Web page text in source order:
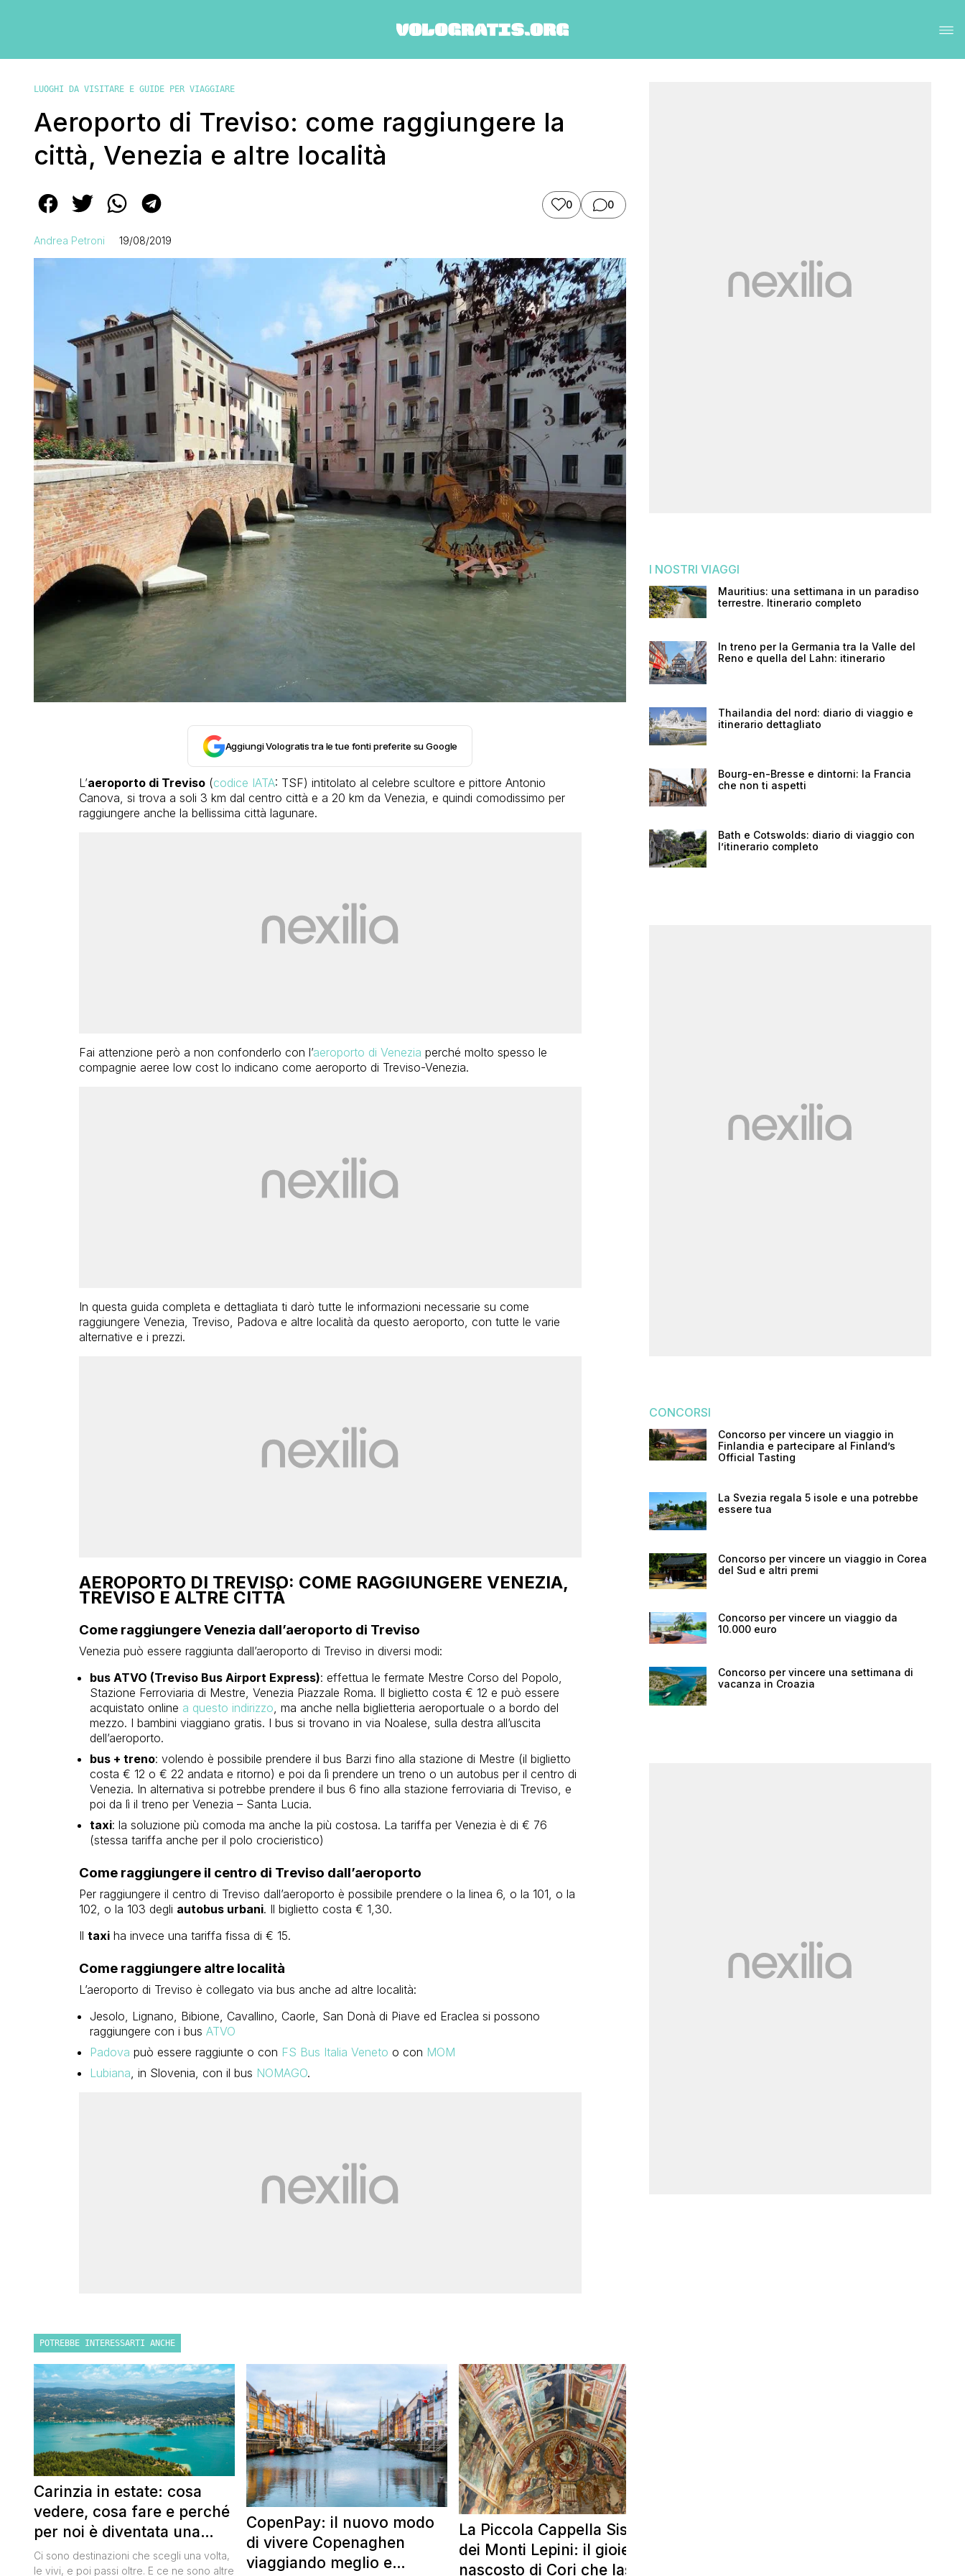
LUOGHI DA VISITARE E GUIDE PER VIAGGIARE
Aeroporto di Treviso: come raggiungere la
città, Venezia e altre località
0 0
Andrea Petroni 19/08/2019
Aggiungi Vologratis tra le tue fonti preferite su Google
L’aeroporto di Treviso(codice IATA: TSF) intitolato al celebre scultore e pittore Antonio
Canova, si trova a soli 3 km dal centro città e a 20 km da Venezia, e quindi comodissimo per
raggiungere anche la bellissima città lagunare.
Fai attenzione però a non confonderlo con l’aeroporto di Venezia perché molto spesso le
compagnie aeree low cost lo indicano come aeroporto di Treviso-Venezia.
In questa guida completa e dettagliata ti darò tutte le informazioni necessarie su come
raggiungere Venezia, Treviso, Padova e altre località da questo aeroporto, con tutte le varie
alternative e i prezzi.
AEROPORTO DI TREVISO: COME RAGGIUNGERE VENEZIA,
TREVISO E ALTRE CITTÀ
Come raggiungere Venezia dall’aeroporto di Treviso
Venezia può essere raggiunta dall’aeroporto di Treviso in diversi modi:
bus ATVO (Treviso Bus Airport Express): effettua le fermate Mestre Corso del Popolo,
Stazione Ferroviaria di Mestre, Venezia Piazzale Roma. Il biglietto costa € 12 e può essere
acquistato online a questo indirizzo , ma anche nella biglietteria aeroportuale o a bordo del
mezzo. I bambini viaggiano gratis. I bus si trovano in via Noalese, sulla destra all’uscita
dell’aeroporto.
bus + treno: volendo è possibile prendere il bus Barzi fino alla stazione di Mestre (il biglietto
costa € 12 o € 22 andata e ritorno) e poi da lì prendere un treno o un autobus per il centro di
Venezia. In alternativa si potrebbe prendere il bus 6 fino alla stazione ferroviaria di Treviso, e
poi da lì il treno per Venezia – Santa Lucia.
taxi: la soluzione più comoda ma anche la più costosa. La tariffa per Venezia è di € 76
(stessa tariffa anche per il polo crocieristico)
Come raggiungere il centro di Treviso dall’aeroporto
Per raggiungere il centro di Treviso dall’aeroporto è possibile prendere o la linea 6, o la 101, o la
102, o la 103 degli autobus urbani. Il biglietto costa € 1,30.
Il taxiha invece una tariffa fissa di € 15.
Come raggiungere altre località
L’aeroporto di Treviso è collegato via bus anche ad altre località:
Jesolo, Lignano, Bibione, Cavallino, Caorle, San Donà di Piave ed Eraclea si possono
raggiungere con i bus ATVO
Padova può essere raggiunte o con FS Bus Italia Veneto o con MOM
Lubiana , in Slovenia, con il bus NOMAGO.
POTREBBE INTERESSARTI ANCHE
Carinzia in estate: cosa
vedere, cosa fare e perché
per noi è diventata una
destinazione del cuore
Ci sono destinazioni che scegli una volta,
le vivi, e poi passi oltre. E ce ne sono altre
CopenPay: il nuovo modo
di vivere Copenaghen
viaggiando meglio e
La Piccola Cappella Sistina
dei Monti Lepini: il gioiello
nascosto di Cori che lascia
I NOSTRI VIAGGI
Mauritius: una settimana in un paradiso
terrestre. Itinerario completo
In treno per la Germania tra la Valle del
Reno e quella del Lahn: itinerario
Thailandia del nord: diario di viaggio e
itinerario dettagliato
Bourg-en-Bresse e dintorni: la Francia
che non ti aspetti
Bath e Cotswolds: diario di viaggio con
l’itinerario completo
CONCORSI
Concorso per vincere un viaggio in
Finlandia e partecipare al Finland’s
Official Tasting
La Svezia regala 5 isole e una potrebbe
essere tua
Concorso per vincere un viaggio in Corea
del Sud e altri premi
Concorso per vincere un viaggio da
10.000 euro
Concorso per vincere una settimana di
vacanza in Croazia